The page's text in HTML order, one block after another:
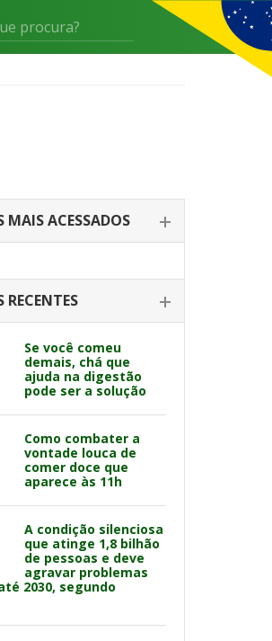
MAIS ACESSADOS
Se você comeu
demais, chá que
ajuda na digestão
pode ser a solução
Como combater a
vontade louca de
comer doce que
aparece às 11h
A condição silenciosa
que atinge 1,8 bilhão
de pessoas e deve
agravar problemas
2030, segundo